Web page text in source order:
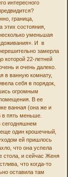
интересного
граница,
состояния,
уменьшая
И в
замерла
которой 22-летней
и очень далеко.
в ванную комнату,
себя в порядок,
огромным
В ее
ванная (она же и
в пять меньше.
сегодняшнем
один крошечный,
ей пришлось
что она успела
стола, и сейчас Женя
что когда-то
оставила там